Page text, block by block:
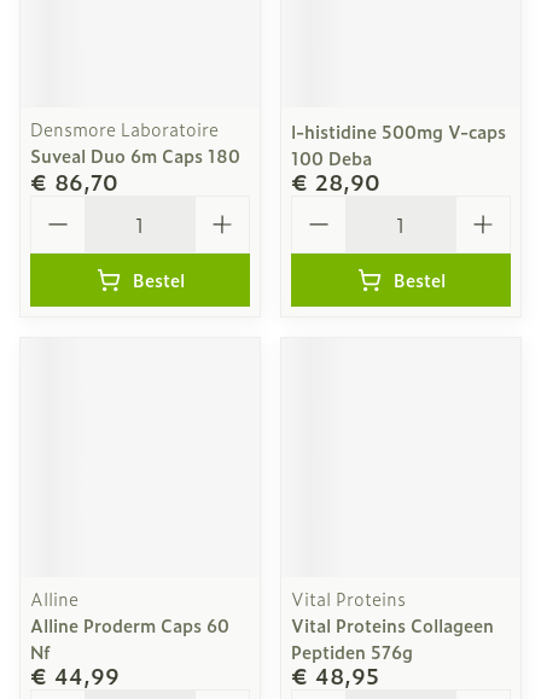
Densmore Laboratoire
Suveal Duo 6m Caps 180
€ 86,70
Bestel
l-histidine 500mg V-caps
100 Deba
€ 28,90
Bestel
Alline
Alline Proderm Caps 60
Nf
€ 44,99
Vital Proteins
Vital Proteins Collageen
Peptiden 576g
€ 48,95